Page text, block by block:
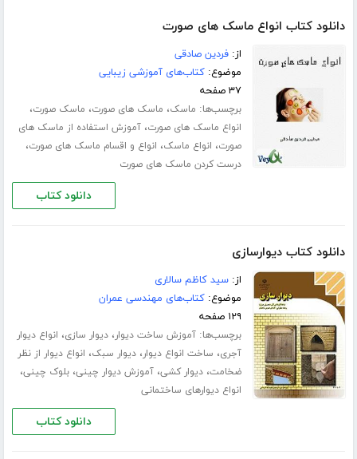
دانلود کتاب انواع ماسک های صورت
از:فردین صادقی
موضوع:کتاب‌های آموزشی زیبایی
۳۷ صفحه
برچسب‌ها: ماسک، ماسک های صورت، ماسک صورت،
انواع ماسک های صورت،آموزش استفاده از ماسک های
صورت، انواع ماسک، انواع و اقسام ماسک های صورت،
درست کردن ماسک های صورت
دانلود کتاب
دانلود کتاب دیوارسازی
از:سید کاظم سالاری
موضوع:کتاب‌های مهندسی عمران
۱۲۹ صفحه
برچسب‌ها:آموزش ساخت دیوار،دیوار سازی، انواع دیوار
آجری، ساخت انواع دیوار،دیوار سبک، انواع دیوار از نظر
ضخامت،دیوار کشی،آموزش دیوار چینی،بلوک چینی،
انواع دیوارهای ساختمانی
دانلود کتاب